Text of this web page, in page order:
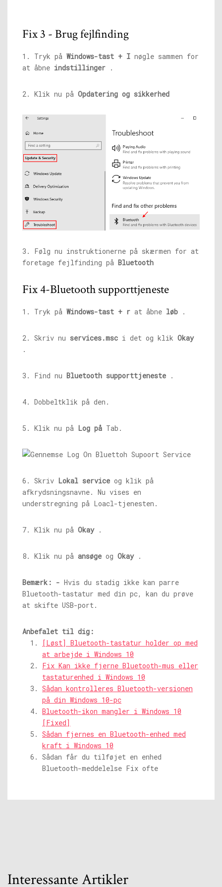
Fix 3 - Brug fejlfinding
1. Tryk på Windows-tast + I nøgle sammen for
at åbne indstillinger .
2. Klik nu på Opdatering og sikkerhed
3. Følg nu instruktionerne på skærmen for at
foretage fejlfinding på Bluetooth
Fix 4-Bluetooth supporttjeneste
1. Tryk på Windows-tast + r at åbne løb .
2. Skriv nu services.msc i det og klik Okay
.
3. Find nu Bluetooth supporttjeneste .
4. Dobbeltklik på den.
5. Klik nu på Log på Tab.
6. Skriv Lokal service og klik på
afkrydsningsnavne. Nu vises en
understregning på Loacl-tjenesten.
7. Klik nu på Okay.
8. Klik nu på ansøge og Okay.
Bemærk: - Hvis du stadig ikke kan parre
Bluetooth-tastatur med din pc, kan du prøve
at skifte USB-port.
Anbefalet til dig:
[Løst] Bluetooth-tastatur holder op med
at arbejde i Windows 10
Fix Kan ikke fjerne Bluetooth-mus eller
tastaturenhed i Windows 10
Sådan kontrolleres Bluetooth-versionen
på din Windows 10-pc
Bluetooth-ikon mangler i Windows 10
[Fixed]
Sådan fjernes en Bluetooth-enhed med
kraft i Windows 10
Sådan får du tilføjet en enhed
Bluetooth-meddelelse Fix ofte
Interessante Artikler